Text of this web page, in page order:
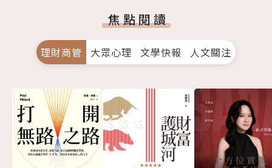
焦點閱讀
理財商管 大眾心理 文學快報 人文關注